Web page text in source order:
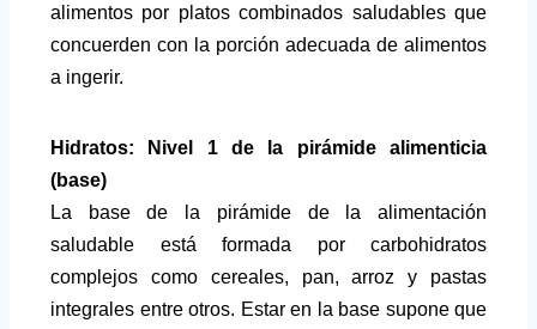
alimentos por platos combinados saludables que
concuerden con la porción adecuada de alimentos
a ingerir.
Hidratos: Nivel 1 de la pirámide alimenticia
(base)
La base de la pirámide de la alimentación
saludable está formada por carbohidratos
complejos como cereales, pan, arroz y pastas
integrales entre otros. Estar en la base supone que